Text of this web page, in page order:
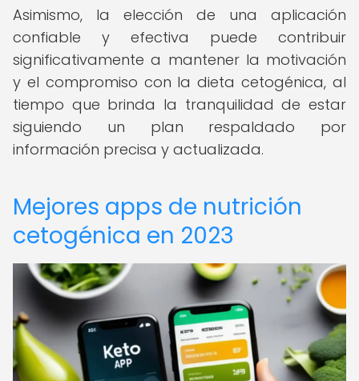
Asimismo, la elección de una aplicación
confiable y efectiva puede contribuir
significativamente a mantener la motivación
y el compromiso con la dieta cetogénica, al
tiempo que brinda la tranquilidad de estar
siguiendo un plan respaldado por
información precisa y actualizada.
Mejores apps de nutrición
cetogénica en 2023